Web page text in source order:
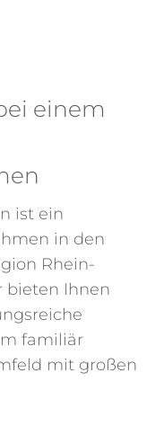
einem
ist ein
in den
Rhein-
bieten Ihnen
familiär
mit großen